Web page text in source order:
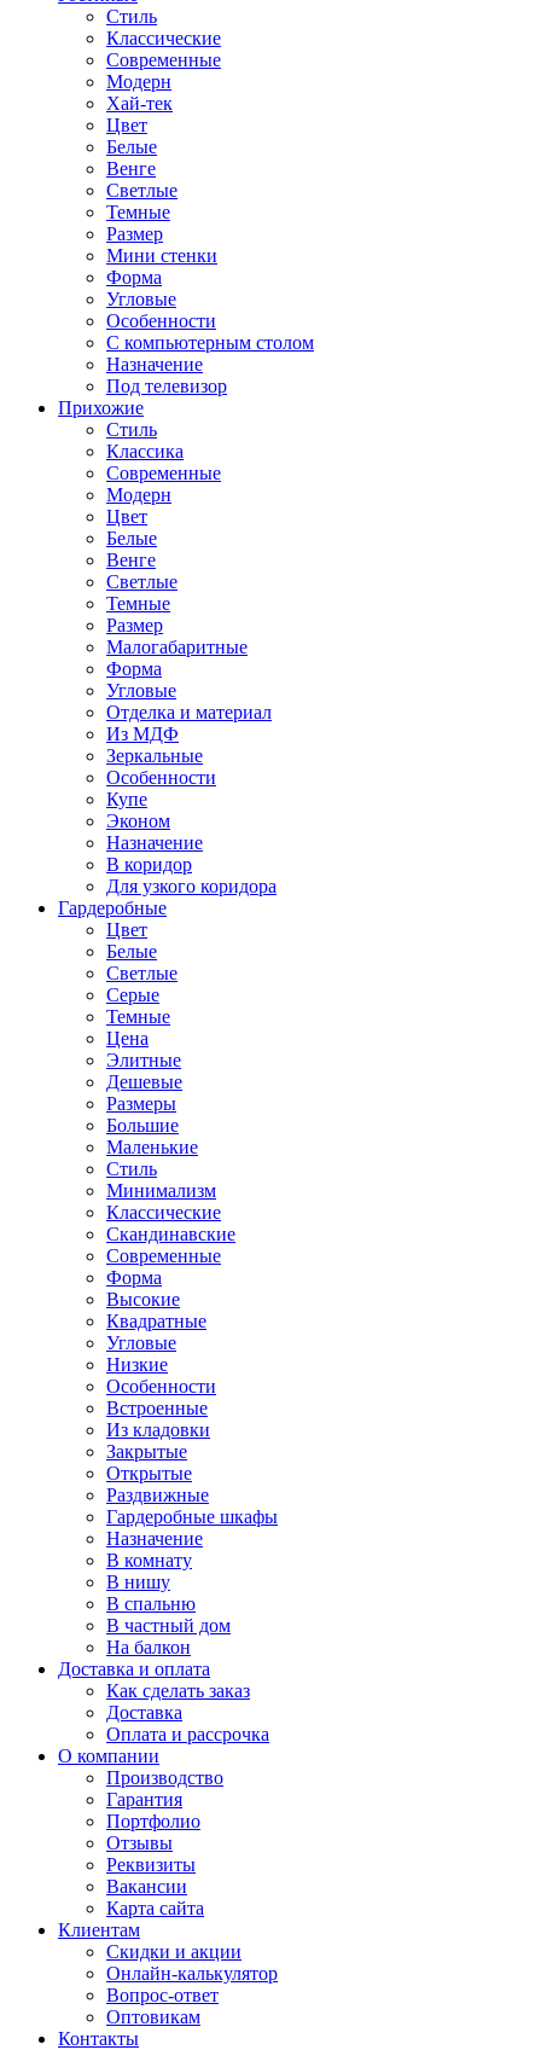
Стиль
Классические
Современные
Модерн
Хай-тек
Цвет
Белые
Венге
Светлые
Темные
Размер
Мини стенки
Форма
Угловые
Особенности
С компьютерным столом
Назначение
Под телевизор
Прихожие
Стиль
Классика
Современные
Модерн
Цвет
Белые
Венге
Светлые
Темные
Размер
Малогабаритные
Форма
Угловые
Отделка и материал
Из МДФ
Зеркальные
Особенности
Купе
Эконом
Назначение
В коридор
Для узкого коридора
Гардеробные
Цвет
Белые
Светлые
Серые
Темные
Цена
Элитные
Дешевые
Размеры
Большие
Маленькие
Стиль
Минимализм
Классические
Скандинавские
Современные
Форма
Высокие
Квадратные
Угловые
Низкие
Особенности
Встроенные
Из кладовки
Закрытые
Открытые
Раздвижные
Гардеробные шкафы
Назначение
В комнату
В нишу
В спальню
В частный дом
На балкон
Доставка и оплата
Как сделать заказ
Доставка
Оплата и рассрочка
О компании
Производство
Гарантия
Портфолио
Отзывы
Реквизиты
Вакансии
Карта сайта
Клиентам
Скидки и акции
Онлайн-калькулятор
Вопрос-ответ
Оптовикам
Контакты